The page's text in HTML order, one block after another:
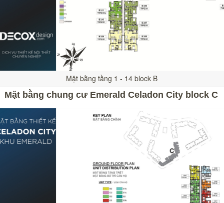
Mặt bằng tầng 1 - 14 block B
Mặt bằng chung cư Emerald Celadon City block C